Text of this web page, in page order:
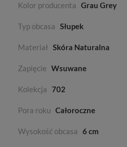
Kolor producenta Grau Grey
Typ obcasa Słupek
Materiał Skóra Naturalna
Zapięcie Wsuwane
Kolekcja 702
Pora roku Całoroczne
Wysokość obcasa 6 cm